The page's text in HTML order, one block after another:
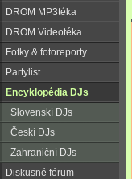
DROM MP3téka
DROM Videotéka
Fotky & fotoreporty
Partylist
Encyklopédia DJs
Slovenskí DJs
Českí DJs
Zahraniční DJs
Diskusné fórum